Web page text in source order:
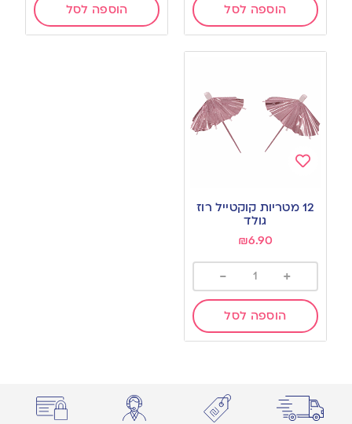
הוספה לסל הוספה לסל
to
wishlist
12 מטריות קוקטייל רוז
גולד
₪6.90
+
-
הוספה לסל